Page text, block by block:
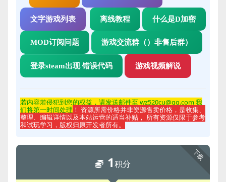
文字游戏列表 离线教程 什么是D加密
MOD订阅问题 游戏交流群（）非售后群）
登录steam出现 错误代码 游戏视频解说
若内容若侵犯到您的权益，请发送邮件至 wz520cu@qq.com 我
们将第一时间处理 ！ 资源所需价格并非资源售卖价格，是收集、
整理、编辑详情以及本站运营的适当补贴， 所有资源仅限于参考
和试玩学习，版权归原开发者所有。
下载
1积分